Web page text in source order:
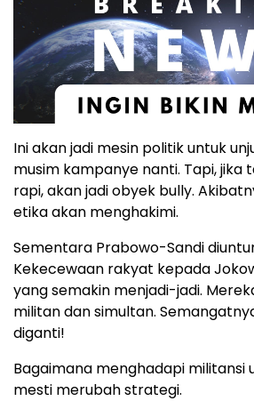
Ini akan jadi mesin politik untuk
musim kampanye nanti. Tapi, jika
rapi, akan jadi obyek bully.
etika akan menghakimi.
Sementara Prabowo-Sandi
Kekecewaan rakyat kepada
yang semakin menjadi-jadi.
militan dan simultan.
diganti!
Bagaimana menghadapi militansi
mesti merubah strategi.